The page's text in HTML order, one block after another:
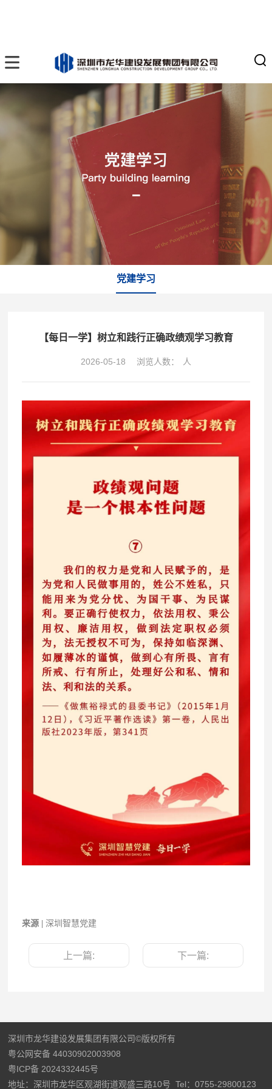
党建学习
【每日一学】树立和践行正确政绩观学习教育
2026-05-18 浏览人数： 人
来源 | 深圳智慧党建
上一篇: 下一篇:
深圳市龙华建设发展集团有限公司©版权所有
粤公网安备 44030902003908
粤ICP备 2024332445号
地址：深圳市龙华区观湖街道观盛三路10号 Tel：0755-29800123